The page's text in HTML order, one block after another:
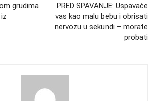
grudima
PRED SPAVANJE: Uspavaće
vas kao malu bebu i obrisati
nervozu u sekundi – morate
probati